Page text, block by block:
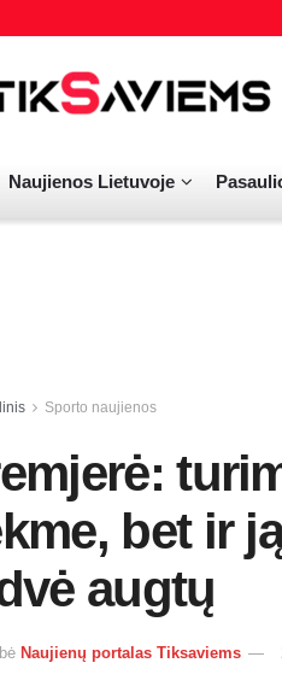
Naujienos Lietuvoje
Sporto naujienos
bet ir
augtų
Naujienų portalas Tiksaviems